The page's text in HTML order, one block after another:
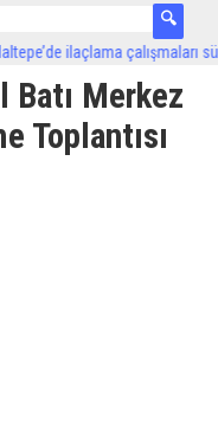
ilaçlama çalışmaları sürüyor
Batı Merkez
Toplantısı